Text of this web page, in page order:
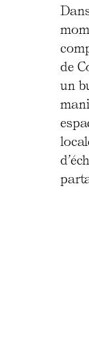
de
un